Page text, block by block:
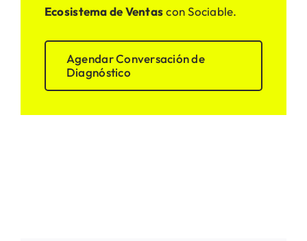
Ecosistema de Ventascon Sociable.
Agendar Conversación de
Diagnóstico